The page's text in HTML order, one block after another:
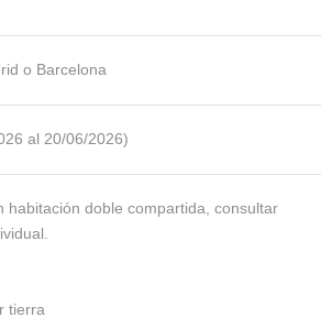
o Barcelona
al 20/06/2026)
habitación doble compartida, consultar
tierra